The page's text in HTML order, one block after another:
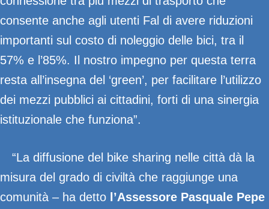
consente anche agli utenti Fal di avere riduzioni
importanti sul costo di noleggio delle bici, tra il
57% e l’85%. Il nostro impegno per questa terra
resta all’insegna del ‘green’, per facilitare l’utilizzo
dei mezzi pubblici ai cittadini, forti di una sinergia
istituzionale che funziona”.
“La diffusione del bike sharing nelle città dà la
misura del grado di civiltà che raggiunge una
comunità – ha detto l’Assessore Pasquale Pepe